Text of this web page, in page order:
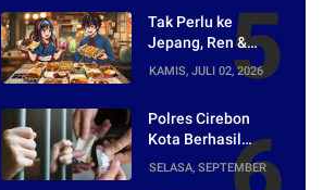
2021
Tak Perlu ke
Jepang, Ren &
Reina Hadirkan
Harper Purwakarta
KAMIS, JULI 02, 2026
Polres Cirebon
Kota Berhasil
Ungkap Peredaran
Narkotika yang
SELASA, SEPTEMBER